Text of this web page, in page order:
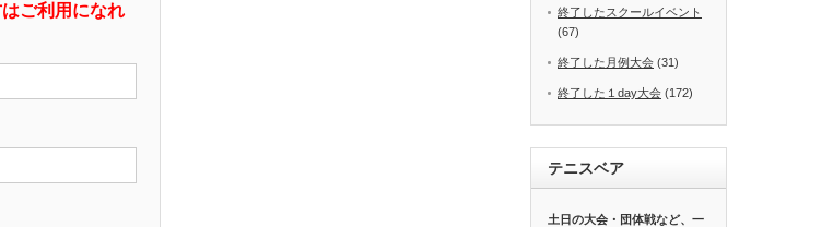
ご利用になれ
終了したスクールイベント
(67)
終了した月例大会 (31)
終了した１day大会 (172)
テニスベア
土日の大会・団体戦など、一